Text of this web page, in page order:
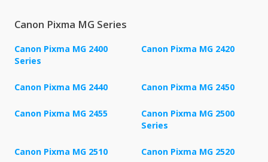
Canon Pixma MG Series
Canon Pixma MG 2400
Series
Canon Pixma MG 2420
Canon Pixma MG 2440 Canon Pixma MG 2450
Canon Pixma MG 2455
Canon Pixma MG 2500
Series
Canon Pixma MG 2510 Canon Pixma MG 2520